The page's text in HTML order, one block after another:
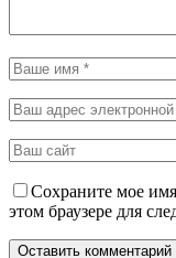
Сохраните мое
этом браузере для